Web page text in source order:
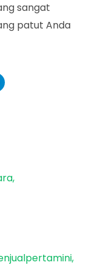
sangat
patut Anda